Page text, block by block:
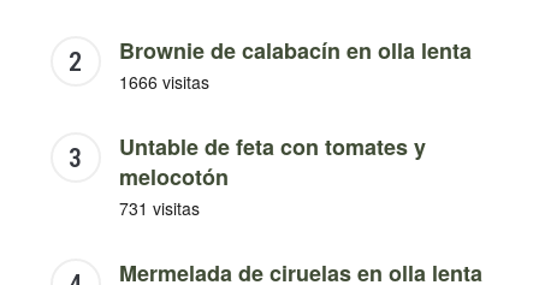
Brownie de calabacín en olla lenta
1666 visitas
Untable de feta con tomates y
melocotón
731 visitas
Mermelada de ciruelas en olla lenta